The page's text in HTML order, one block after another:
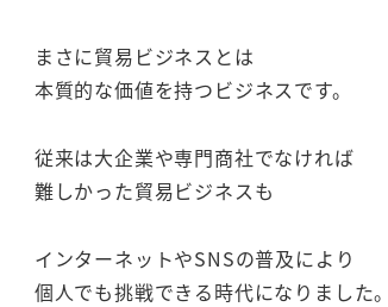
まさに貿易ビジネスとは
本質的な価値を持つビジネスです。
従来は大企業や専門商社でなければ
難しかった貿易ビジネスも
インターネットやSNSの普及により
個人でも挑戦できる時代になりました。